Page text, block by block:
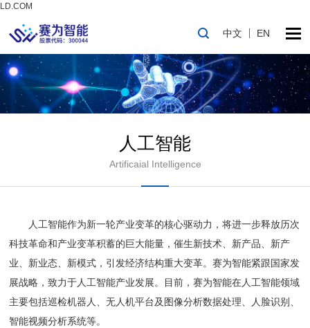
LD.COM
中文 EN
人工智能
Artificaial Intelligence
人工智能作为新一轮产业变革的核心驱动力，将进一步释放历次
科技革命和产业变革积蓄的巨大能量，催生新技术、新产品、新产
业、新业态、新模式，引发经济结构重大变革。赛为智能紧跟国家发
展战略，致力于人工智能产业发展。目前，赛为智能在人工智能领域
主要包括巡检机器人、无人机平台及图像分析数据处理、人脸识别、
智能视频分析系统等。